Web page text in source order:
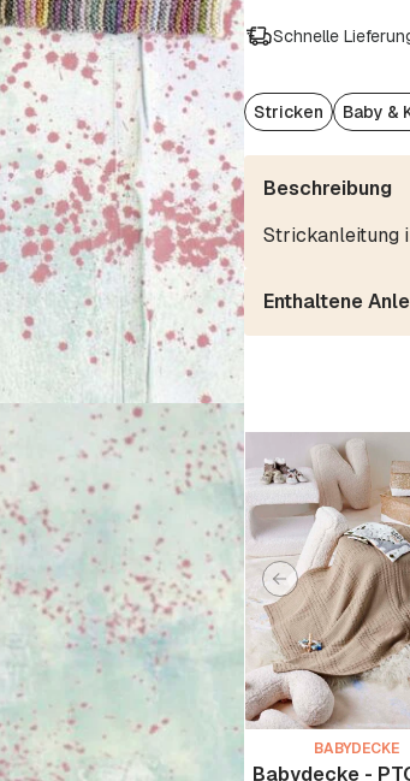
Schnelle
Stricken Baby &
Beschreibung
Strickanleitung
Enthaltene
BABYDECKE
Babydecke -